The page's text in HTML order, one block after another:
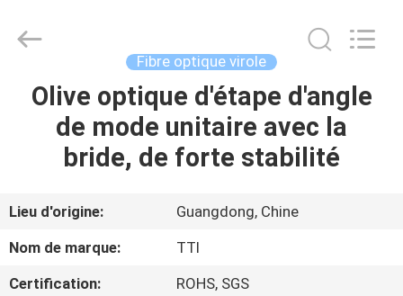
MAISON
AU
SUJET
Communication
Tech.
Reserved.
Fibre optique virole
Olive optique d'étape d'angle
de mode unitaire avec la
bride, de forte stabilité
Lieu d'origine:
Guangdong, Chine
Nom de marque:
TTI
Certification:
ROHS, SGS